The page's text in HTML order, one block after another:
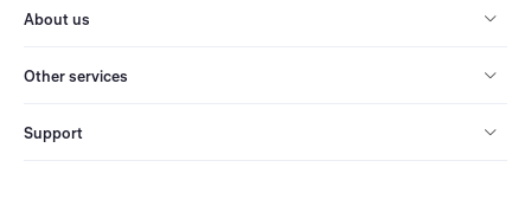
About us
Other services
Support